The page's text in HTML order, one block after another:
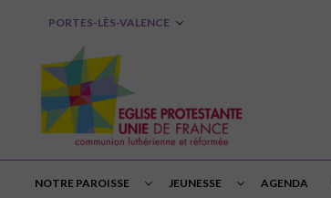
PORTES-LÈS-VALENCE
NOTRE PAROISSE JEUNESSE AGENDA